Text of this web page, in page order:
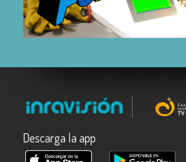
COMPARTIR
Descarga la app